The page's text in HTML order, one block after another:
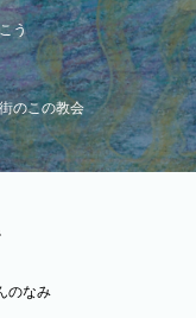
う
のこの教会
のなみ